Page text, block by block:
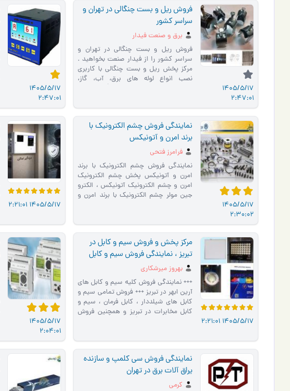
1405/5/17
2:47:01
فروش ریل و بست چنگالی در تهران و
سراسر کشور
برق و صنعت فیدار
فروش ریل و بست چنگالی در تهران و
سراسر کشور را از فیدار صنعت بخواهید .
مرکز پخش ریل و بست چنگالی با کاربری
نصب انواع لوله های برق، آب، گاز،
1405/5/17
2:47:01
1405/5/17
2:30:02
نمایندگی فروش چشم الکترونیک با
برند امرن و آتونیکس
فرامرز فتحی
نمایندگی فروش چشم الکترونیک با برند
امرن و آتونیکس پخش چشم الکترونیک
امرن و چشم الکترونیک آتونیکس ، الکترو
جین مولر چشم الکترونیک با برند امرن و
1405/5/17 2:21:01
1405/5/17 2:21:01
مرکز پخش و فروش سیم و کابل در
تبریز ، نمایندگی فروش سیم و کابل
آرین ابهر
بهروز میرشکاری
+++ نمایندگی فروش کلیه سیم و کابل های
آرین ابهر در تبریز +++ فروش تمامی سیم و
کابل های شیلددار ، کابل فرمان ، سیم و
کابل مخابرات در تبریز و همچنین فروش
1405/5/17
2:04:01
نمایندگی فروش سی کلمپ و سازنده
یراق آلات برق در تهران
کرمی